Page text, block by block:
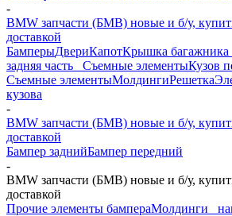
-
BMW запчасти (БМВ) новые и б/у,
доставкой
БамперыДвериКапотКрышка
задняя часть_ Съемные элементыКузов
Съемные элементыМолдингиРешетка
кузова
-
BMW запчасти (БМВ) новые и б/у,
доставкой
Бампер заднийБампер передний
-
BMW запчасти (БМВ) новые и б/у,
доставкой
Прочие элементы бампераМолдинги_